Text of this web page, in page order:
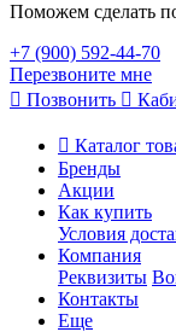
Поможем сделать
+7 (900) 592-44-70
Перезвоните мне
Позвонить
Каталог
Бренды
Акции
Как купить
Условия
Компания
Реквизиты
Контакты
Еще